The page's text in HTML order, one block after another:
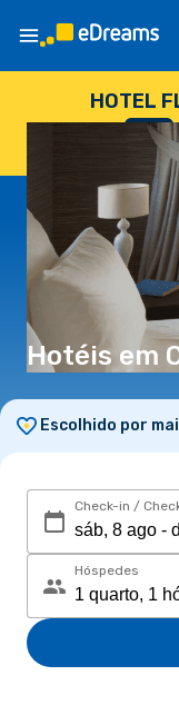
HOTEL
--
DIAS
Hotéis em
Escolhido por
Check-in /
Hóspedes